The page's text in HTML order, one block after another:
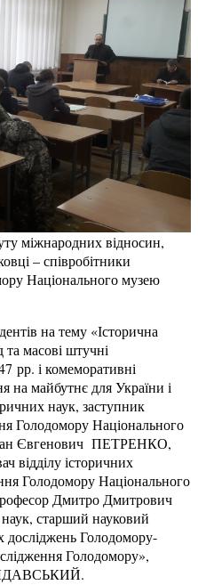
міжнародних відносин,
– співробітники
Національного музею
на тему «Історична
масові штучні
рр. і комеморативні
на майбутнє для України і
наук, заступник
Голодомору Національного
Євгенович ПЕТРЕНКО,
відділу історичних
Голодомору Національного
Дмитро Дмитрович
старший науковий
досліджень Голодомору-
Голодомору»,